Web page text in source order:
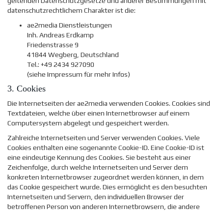
datenschutzrechtlichem Charakter ist die:
ae2media Dienstleistungen
Inh. Andreas Erdkamp
Friedenstrasse 9
41844 Wegberg, Deutschland
Tel.: +49 2434 927090
(siehe Impressum für mehr Infos)
3. Cookies
Die Internetseiten der ae2media verwenden Cookies. Cookies sind
Textdateien, welche über einen Internetbrowser auf einem
Computersystem abgelegt und gespeichert werden.
Zahlreiche Internetseiten und Server verwenden Cookies. Viele
Cookies enthalten eine sogenannte Cookie-ID. Eine Cookie-ID ist
eine eindeutige Kennung des Cookies. Sie besteht aus einer
Zeichenfolge, durch welche Internetseiten und Server dem
konkreten Internetbrowser zugeordnet werden können, in dem
das Cookie gespeichert wurde. Dies ermöglicht es den besuchten
Internetseiten und Servern, den individuellen Browser der
betroffenen Person von anderen Internetbrowsern, die andere